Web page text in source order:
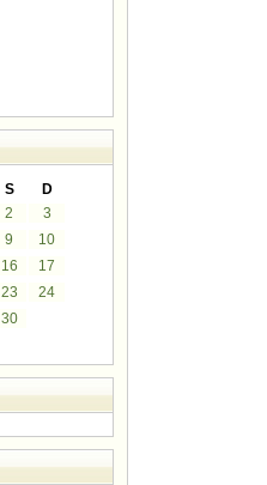
S
D
2
3
9
10
16
17
23
24
30